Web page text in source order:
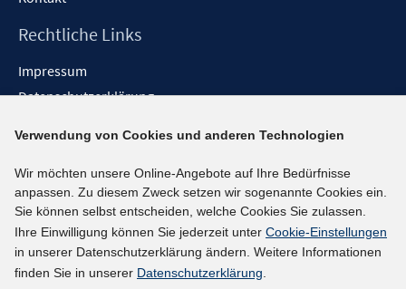
Rechtliche Links
Impressum
Datenschutzerklärung
Barrieren melden
Social-Media-Kanäle
BlueSky
YouTube
LinkedIn
Verwendung von Cookies und anderen Technologien
Wir möchten unsere Online-Angebote auf Ihre Bedürfnisse
anpassen. Zu diesem Zweck setzen wir sogenannte Cookies ein.
Sie können selbst entscheiden, welche Cookies Sie zulassen.
Ihre Einwilligung können Sie jederzeit unter Cookie-Einstellungen
in unserer Datenschutzerklärung ändern. Weitere Informationen
finden Sie in unserer Datenschutzerklärung.